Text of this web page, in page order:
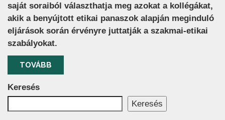
saját soraiból választhatja meg azokat a kollégákat,
akik a benyújtott etikai panaszok alapján meginduló
eljárások során érvényre juttatják a szakmai-etikai
szabályokat.
TOVÁBB
Keresés
Keresés